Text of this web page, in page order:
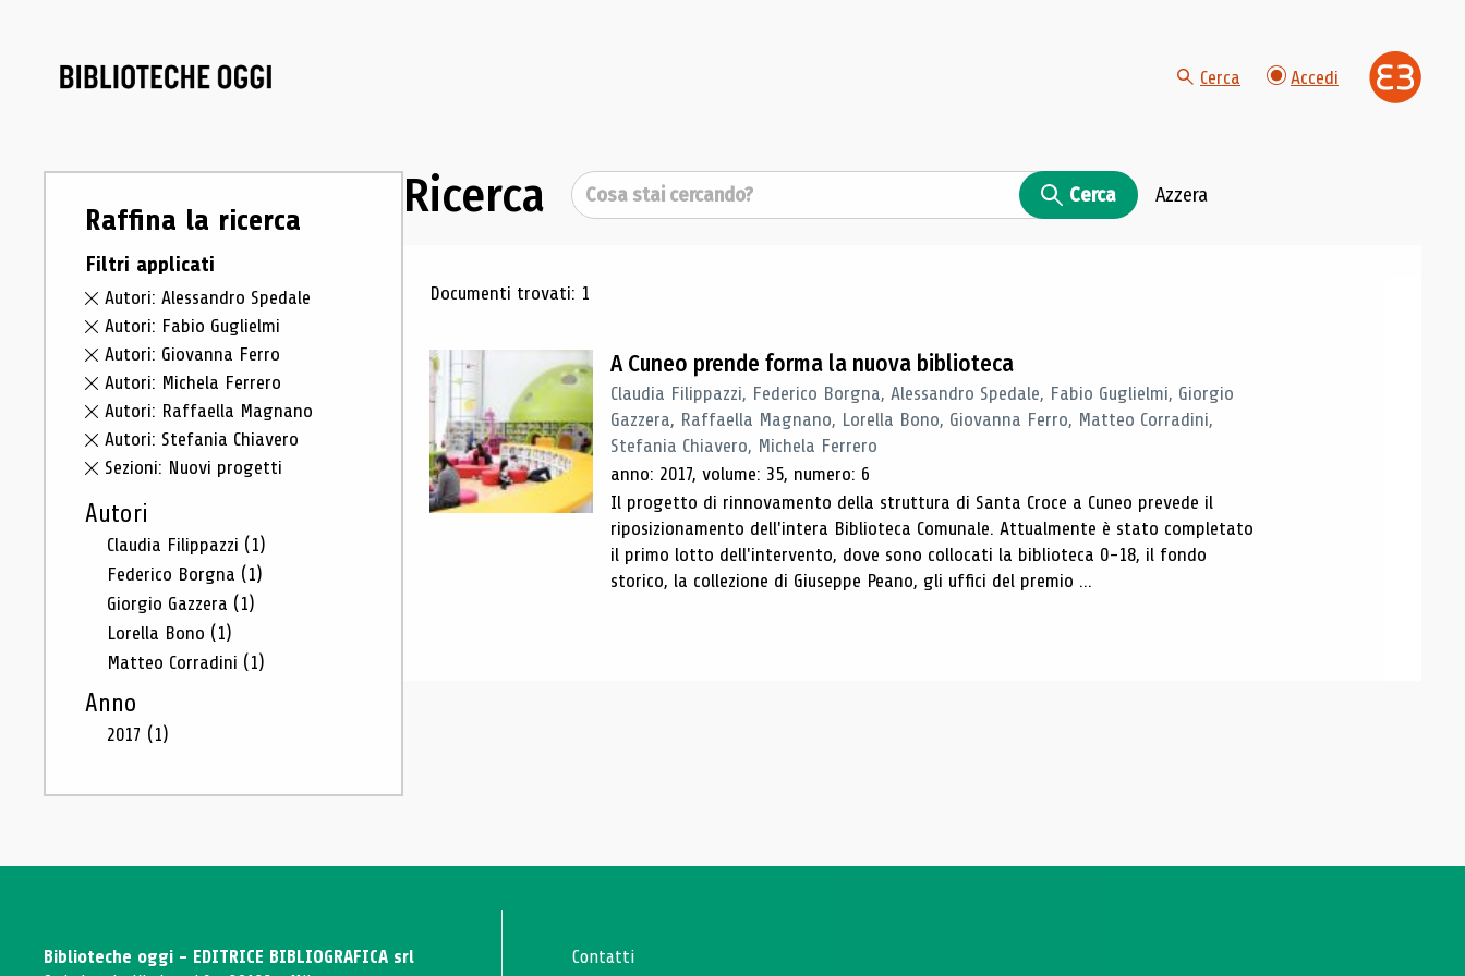
Cerca Accedi
Raffina la ricerca
Filtri applicati
Autori: Alessandro Spedale
Autori: Fabio Guglielmi
Autori: Giovanna Ferro
Autori: Michela Ferrero
Autori: Raffaella Magnano
Autori: Stefania Chiavero
Sezioni: Nuovi progetti
Autori
Claudia Filippazzi (1)
Federico Borgna (1)
Giorgio Gazzera (1)
Lorella Bono (1)
Matteo Corradini (1)
Anno
2017 (1)
Ricerca Cerca Cerca Azzera
Risultati di ricerca
Documenti trovati: 1
A Cuneo prende forma la nuova biblioteca
Claudia Filippazzi, Federico Borgna, Alessandro Spedale, Fabio Guglielmi, Giorgio
Gazzera, Raffaella Magnano, Lorella Bono, Giovanna Ferro, Matteo Corradini,
Stefania Chiavero, Michela Ferrero
anno: 2017, volume: 35, numero: 6
Il progetto di rinnovamento della struttura di Santa Croce a Cuneo prevede il
riposizionamento dell'intera Biblioteca Comunale. Attualmente è stato completato
il primo lotto dell'intervento, dove sono collocati la biblioteca 0-18, il fondo
storico, la collezione di Giuseppe Peano, gli uffici del premio ...
Biblioteche oggi - EDITRICE BIBLIOGRAFICA srl
Contatti